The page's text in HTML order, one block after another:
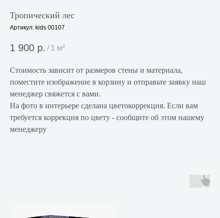
Тропический лес
Артикул: kids 00107
1 900 р. / 1 м²
Стоимость зависит от размеров стены и материала,
поместите изображение в корзину и отправьте заявку наш
менеджер свяжется с вами.
На фото в интерьере сделана цветокоррекция. Если вам
требуется коррекция по цвету - сообщите об этом нашему
менеджеру